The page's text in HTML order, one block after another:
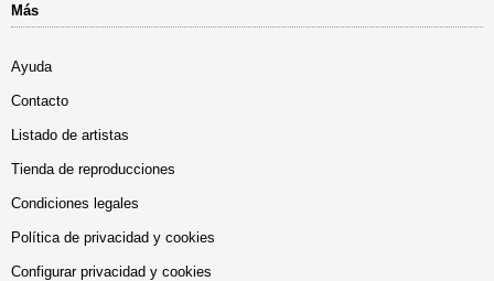
Más
Ayuda
Contacto
Listado de artistas
Tienda de reproducciones
Condiciones legales
Política de privacidad y cookies
Configurar privacidad y cookies